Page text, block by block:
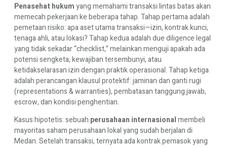
Penasehat hukumyang memahami transaksi lintas batas akan
memecah pekerjaan ke beberapa tahap. Tahap pertama adalah
pemetaan risiko: apa aset utama transaksi—izin, kontrak kunci,
tenaga ahli, atau lokasi? Tahap kedua adalah due diligence legal
yang tidak sekadar “checklist,” melainkan menguji apakah ada
potensi sengketa, kewajiban tersembunyi, atau
ketidakselarasan izin dengan praktik operasional. Tahap ketiga
adalah perancangan klausul protektif: jaminan dan ganti rugi
(representations & warranties), pembatasan tanggung jawab,
escrow, dan kondisi penghentian.
Kasus hipotetis: sebuah perusahaan internasionalmembeli
mayoritas saham perusahaan lokal yang sudah berjalan di
Medan. Setelah transaksi, ternyata ada kontrak pemasok yang